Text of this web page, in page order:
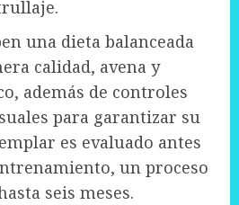
una dieta balanceada
calidad, avena y
además de controles
para garantizar su
es evaluado antes
un proceso
seis meses.